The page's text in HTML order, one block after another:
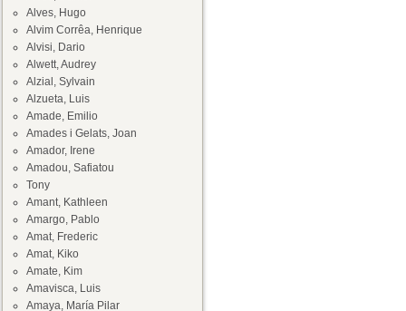
Alves, Hugo
Alvim Corrêa, Henrique
Alvisi, Dario
Alwett, Audrey
Alzial, Sylvain
Alzueta, Luis
Amade, Emilio
Amades i Gelats, Joan
Amador, Irene
Amadou, Safiatou
Tony
Amant, Kathleen
Amargo, Pablo
Amat, Frederic
Amat, Kiko
Amate, Kim
Amavisca, Luis
Amaya, María Pilar